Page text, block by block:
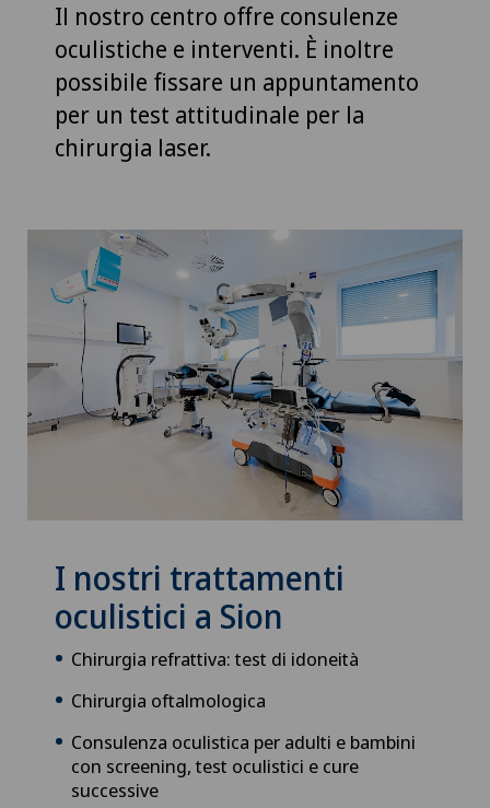
Il nostro centro offre consulenze
oculistiche e interventi. È inoltre
possibile fissare un appuntamento
per un test attitudinale per la
chirurgia laser.
I nostri trattamenti
oculistici a Sion
Chirurgia refrattiva: test di idoneità
Chirurgia oftalmologica
Consulenza oculistica per adulti e bambini
con screening, test oculistici e cure
successive